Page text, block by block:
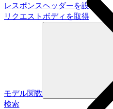
レスポンスヘッダーを設定
リクエストボディを取得
モデル関数
検索